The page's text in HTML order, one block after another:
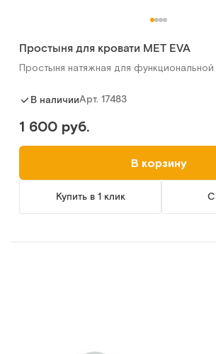
Простыня для кровати MET EVA
Простыня натяжная для функциональной
В наличииАрт. 17483
1 600 руб.
В корзину
Купить в 1 клик